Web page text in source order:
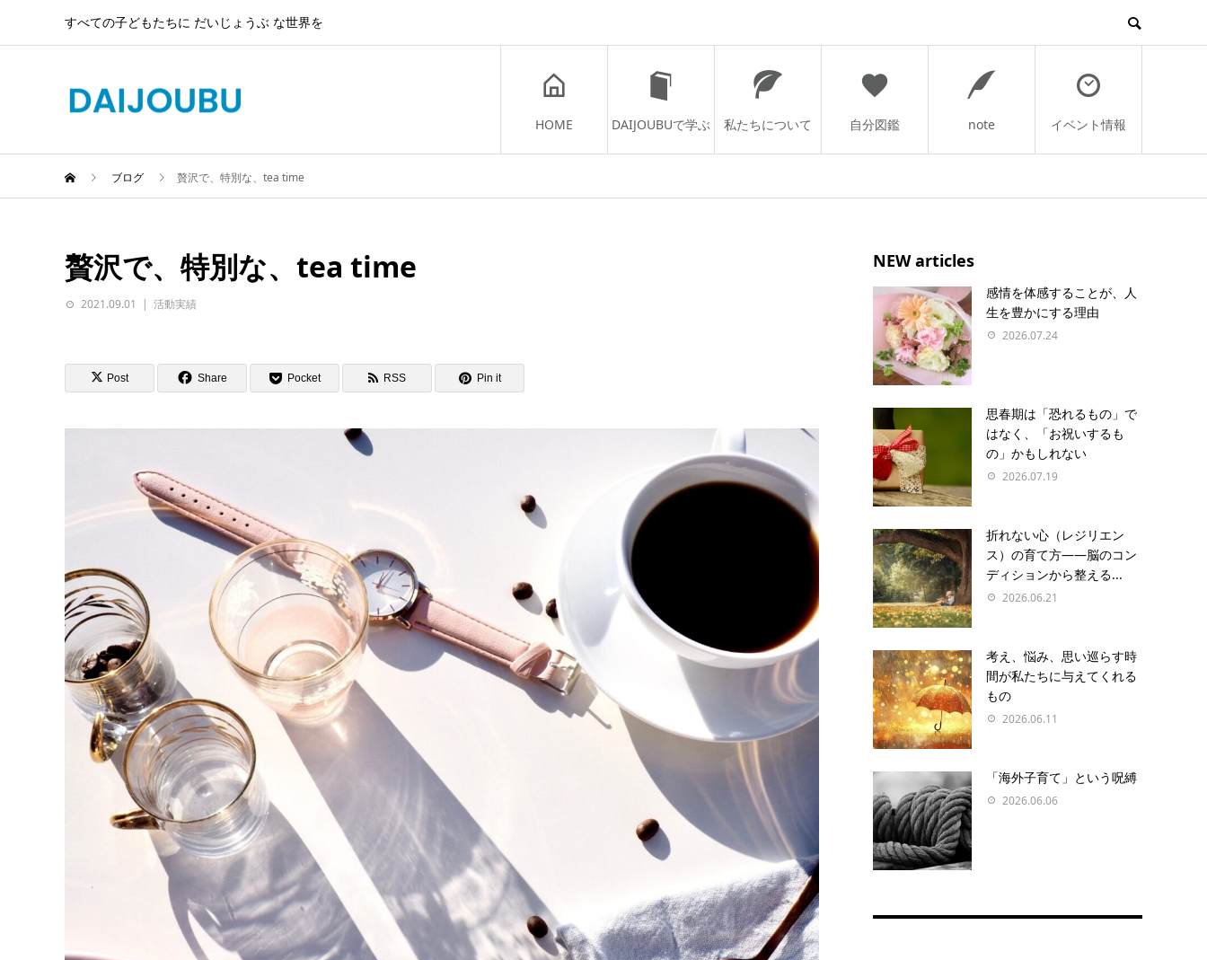
すべての子どもたちに だいじょうぶ な世界を
HOME DAIJOUBUで学ぶ 私たちについて 自分図鑑 note イベント情報
ブログ 贅沢で、特別な、tea time
贅沢で、特別な、tea time
2021.09.01 活動実績
Post Share Pocket RSS Pin it
NEW articles
感情を体感することが、人
生を豊かにする理由
2026.07.24
思春期は「恐れるもの」で
はなく、「お祝いするも
の」かもしれない
2026.07.19
折れない心（レジリエン
ス）の育て方――脳のコン
ディションから整える...
2026.06.21
考え、悩み、思い巡らす時
間が私たちに与えてくれる
もの
2026.06.11
「海外子育て」という呪縛
2026.06.06